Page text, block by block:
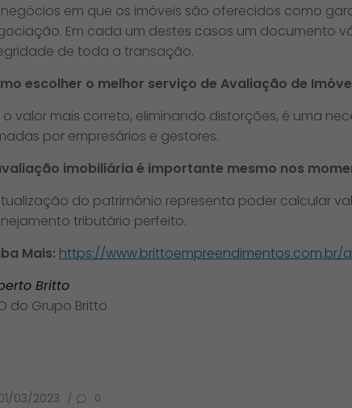
negócios em que os imóveis são oferecidos como
Em cada um destes casos um documento
de toda a transação.
escolher o melhor serviço de Avaliação de
o valor mais correto, eliminando distorções, é uma
por empresários e gestores.
imobiliária é importante mesmo nos
do patrimônio representa poder calcular
tributário perfeito.
Mais: https://www.brittoempreendimentos.com.br/
Britto
do Grupo Britto
03/2023 / 0